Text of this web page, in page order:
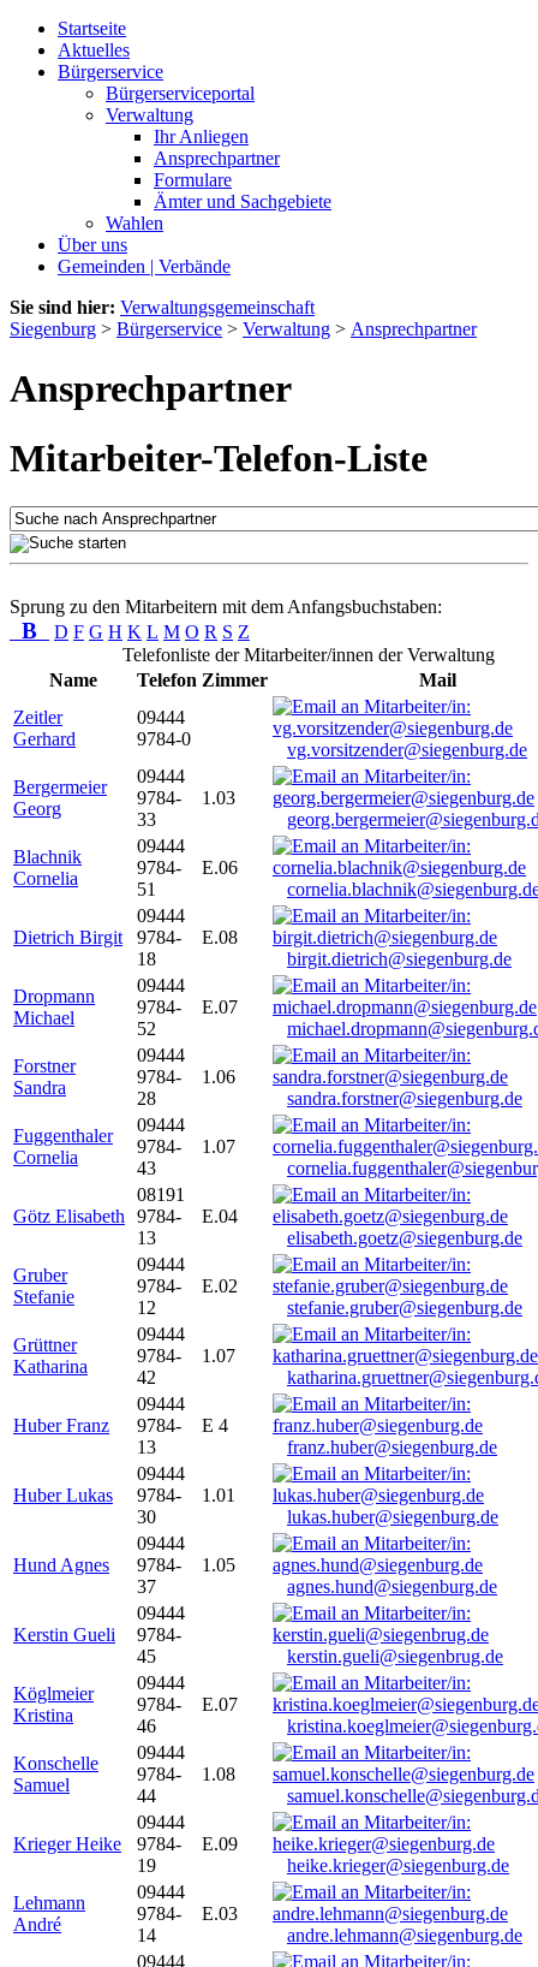
Startseite
Aktuelles
Bürgerservice
Bürgerserviceportal
Verwaltung
Ihr Anliegen
Ansprechpartner
Formulare
Ämter und Sachgebiete
Wahlen
Über uns
Gemeinden | Verbände
Sie sind hier: Verwaltungsgemeinschaft
Siegenburg > Bürgerservice > Verwaltung > Ansprechpartner
Ansprechpartner
Mitarbeiter-Telefon-Liste
Sprung zu den Mitarbeitern mit dem Anfangsbuchstaben:
B D F G H K L M O R S Z
Telefonliste der Mitarbeiter/innen der Verwaltung
Name
Telefon Zimmer
Mail
Zeitler
Gerhard
09444
9784-0
vg.vorsitzender@siegenburg.de
Bergermeier
Georg
09444
9784-
33
1.03
Blachnik
Cornelia
09444
9784-
51
E.06
Dietrich Birgit
09444
9784-
18
E.08
birgit.dietrich@siegenburg.de
Dropmann
Michael
09444
9784-
52
E.07
Forstner
Sandra
09444
9784-
28
1.06
sandra.forstner@siegenburg.de
Fuggenthaler
Cornelia
09444
9784-
43
1.07
Götz Elisabeth
08191
9784-
13
E.04
elisabeth.goetz@siegenburg.de
Gruber
Stefanie
09444
9784-
12
E.02
stefanie.gruber@siegenburg.de
Grüttner
Katharina
09444
9784-
42
1.07
Huber Franz
09444
9784-
13
E 4
franz.huber@siegenburg.de
Huber Lukas
09444
9784-
30
1.01
lukas.huber@siegenburg.de
Hund Agnes
09444
9784-
37
1.05
agnes.hund@siegenburg.de
Kerstin Gueli
09444
9784-
45
kerstin.gueli@siegenbrug.de
Köglmeier
Kristina
09444
9784-
46
E.07
Konschelle
Samuel
09444
9784-
44
1.08
Krieger Heike
09444
9784-
19
E.09
heike.krieger@siegenburg.de
Lehmann
André
09444
9784-
14
E.03
andre.lehmann@siegenburg.de
09444